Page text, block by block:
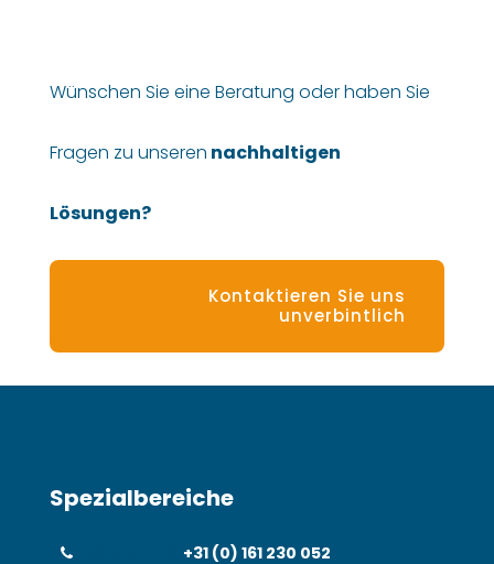
Wünschen Sie eine Beratung oder haben Sie
Fragen zu unseren nachhaltigen
Lösungen?
Kontaktieren Sie uns
unverbintlich
Spezialbereiche
+31 (0) 161 230 052